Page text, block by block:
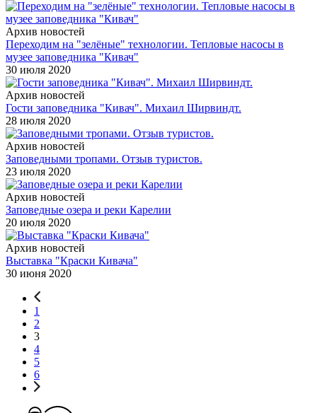
Архив новостей
Переходим на "зелёные" технологии. Тепловые насосы в
музее заповедника "Кивач"
30 июля 2020
Архив новостей
Гости заповедника "Кивач". Михаил Ширвиндт.
28 июля 2020
Архив новостей
Заповедными тропами. Отзыв туристов.
23 июля 2020
Архив новостей
Заповедные озера и реки Карелии
20 июля 2020
Архив новостей
Выставка "Краски Кивача"
30 июня 2020
1
2
3
4
5
6